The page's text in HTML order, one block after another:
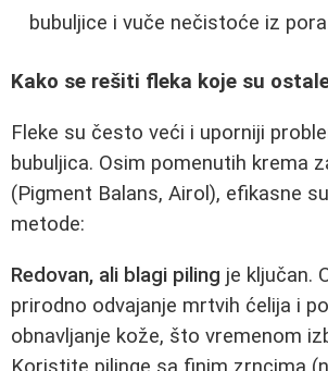
bubuljice i vuče nečistoće iz
Kako se rešiti fleka koje su
Fleke su često veći i uporniji
bubuljica. Osim pomenutih krema
(Pigment Balans, Airol), efikasne
metode:
Redovan, ali blagi piling je ključan.
prirodno odvajanje mrtvih ćelija i
obnavljanje kože, što vremenom